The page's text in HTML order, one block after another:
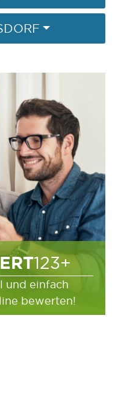
123+
und einfach
bewerten!